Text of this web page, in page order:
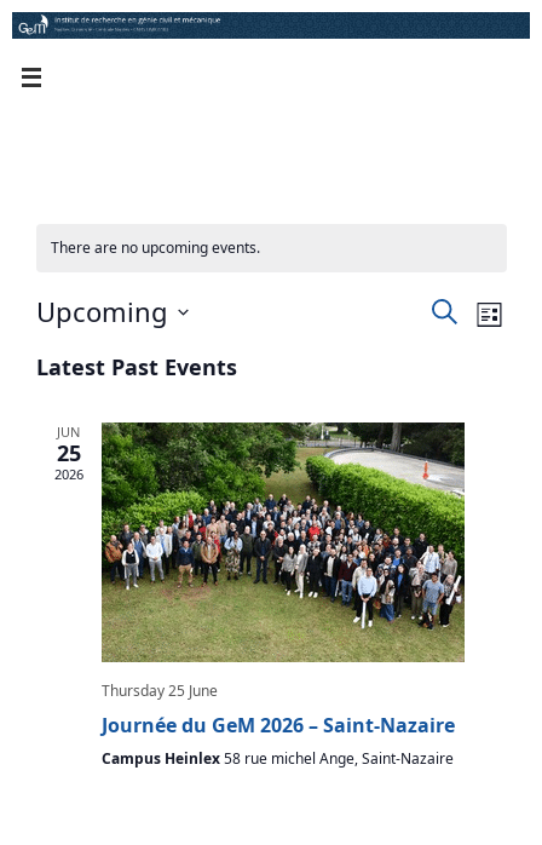
Skip
There are no upcoming events.
Events
Search
Navigation
SearchEvent
Views
List
Upcoming
date.
Latest Past Events
JUN
25
2026
Thursday 25 June
Journée du GeM 2026 – Saint-Nazaire
Campus Heinlex58 rue michel Ange, Saint-Nazaire